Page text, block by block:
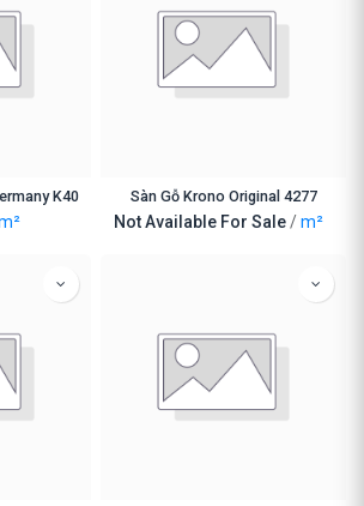
K40 Sàn Gỗ Krono Original 4277
Not Available For Sale/m²